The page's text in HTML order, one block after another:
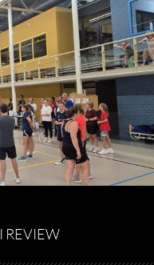
REVIEW